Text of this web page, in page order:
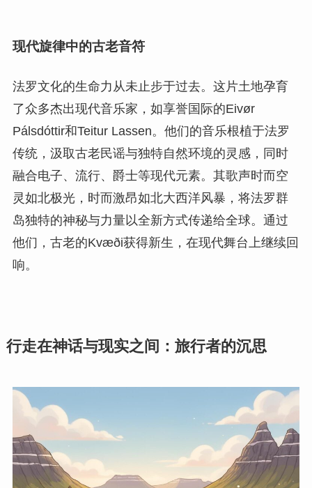
现代旋律中的古老音符
法罗文化的生命力从未止步于过去。这片土地孕育
了众多杰出现代音乐家，如享誉国际的Eivør
Pálsdóttir和Teitur Lassen。他们的音乐根植于法罗
传统，汲取古老民谣与独特自然环境的灵感，同时
融合电子、流行、爵士等现代元素。其歌声时而空
灵如北极光，时而激昂如北大西洋风暴，将法罗群
岛独特的神秘与力量以全新方式传递给全球。通过
他们，古老的Kvæði获得新生，在现代舞台上继续回
响。
行走在神话与现实之间：旅行者的沉思